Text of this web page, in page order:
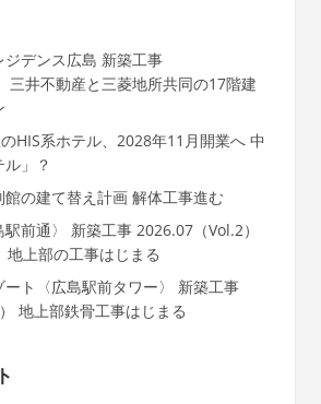
ジデンス広島 新築工事
三井不動産と三菱地所共同の17階建
HIS系ホテル、2028年11月開業へ 中
」？
の建て替え計画 解体工事進む
前通〉 新築工事 2026.07（Vol.2）
地上部の工事はじまる
ート〈広島駅前タワー〉 新築工事
地上部鉄骨工事はじまる